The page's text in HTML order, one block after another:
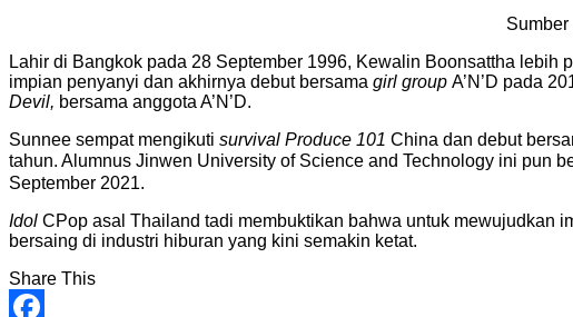
Lahir di Bangkok pada 28 September 1996, Kewalin Boonsattha
impian penyanyi dan akhirnya debut bersama girl group A’N’D pada
Devil, bersama anggota A’N’D.
Sunnee sempat mengikuti survival Produce 101 China dan debut
tahun. Alumnus Jinwen University of Science and Technology ini pun
September 2021.
Idol CPop asal Thailand tadi membuktikan bahwa untuk mewujudkan
bersaing di industri hiburan yang kini semakin ketat.
Share This